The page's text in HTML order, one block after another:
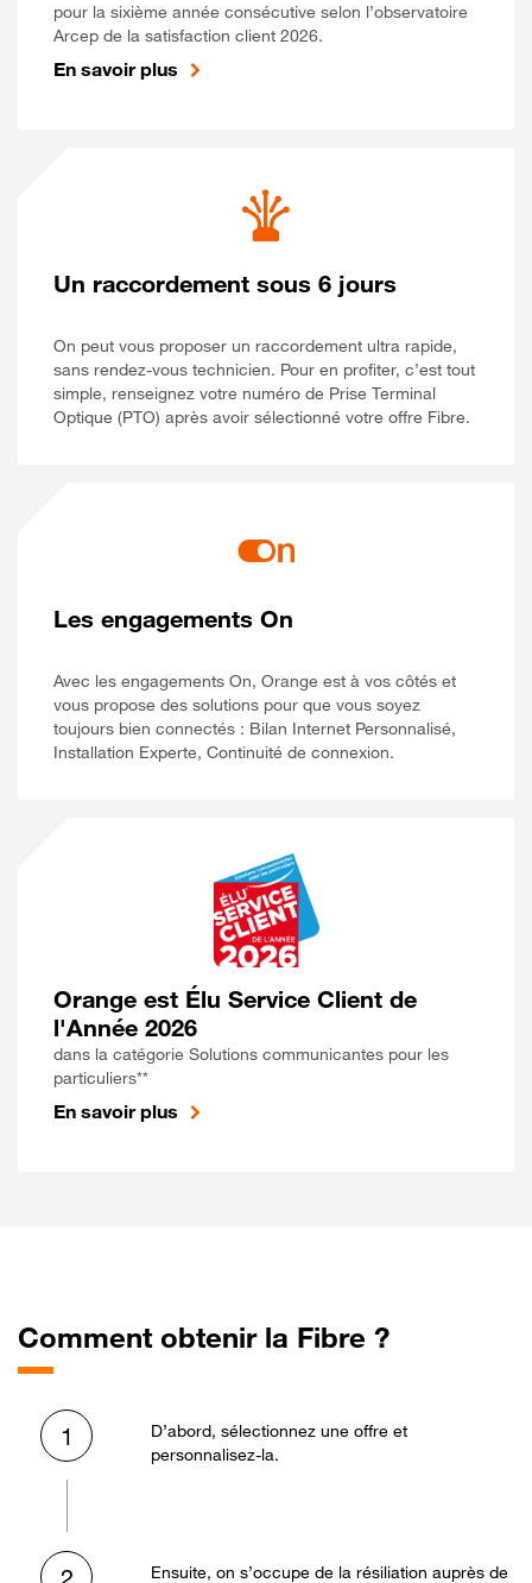
pour la sixième année consécutive selon l’observatoire
Arcep de la satisfaction client 2026.
En savoir plus
Un raccordement sous 6 jours
On peut vous proposer un raccordement ultra rapide,
sans rendez-vous technicien. Pour en profiter, c’est tout
simple, renseignez votre numéro de Prise Terminal
Optique (PTO) après avoir sélectionné votre offre Fibre.
Les engagements On
Avec les engagements On, Orange est à vos côtés et
vous propose des solutions pour que vous soyez
toujours bien connectés : Bilan Internet Personnalisé,
Installation Experte, Continuité de connexion.
Orange est Élu Service Client de
l'Année 2026
dans la catégorie Solutions communicantes pour les
particuliers**
En savoir plus
Comment obtenir la Fibre ?
1
D’abord, sélectionnez une offre et
personnalisez-la.
Ensuite, on s’occupe de la résiliation auprès de